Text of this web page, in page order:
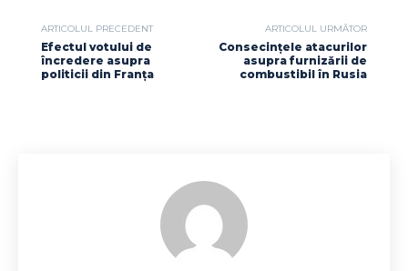
ARTICOLUL PRECEDENT
Efectul votului de
încredere asupra
politicii din Franța
ARTICOLUL URMĂTOR
Consecințele atacurilor
asupra furnizării de
combustibil în Rusia